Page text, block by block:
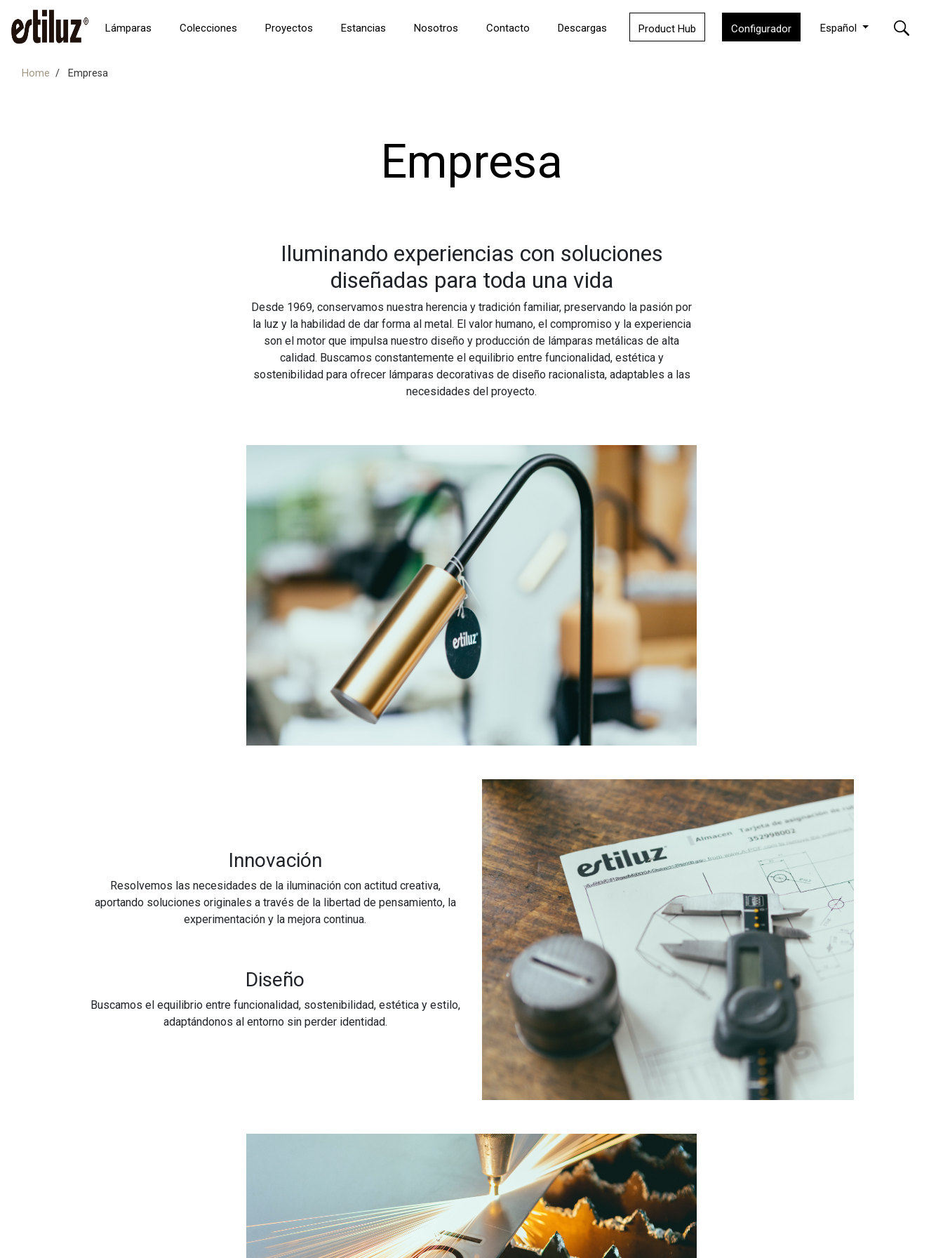
Lámparas Colecciones Proyectos Estancias Nosotros Contacto Descargas Product Hub Configurador Español
Home Empresa
Empresa
Iluminando experiencias con soluciones
diseñadas para toda una vida
Desde 1969, conservamos nuestra herencia y tradición familiar, preservando la pasión por
la luz y la habilidad de dar forma al metal. El valor humano, el compromiso y la experiencia
son el motor que impulsa nuestro diseño y producción de lámparas metálicas de alta
calidad. Buscamos constantemente el equilibrio entre funcionalidad, estética y
sostenibilidad para ofrecer lámparas decorativas de diseño racionalista, adaptables a las
necesidades del proyecto.
Innovación
Resolvemos las necesidades de la iluminación con actitud creativa,
aportando soluciones originales a través de la libertad de pensamiento, la
experimentación y la mejora continua.
Diseño
Buscamos el equilibrio entre funcionalidad, sostenibilidad, estética y estilo,
adaptándonos al entorno sin perder identidad.